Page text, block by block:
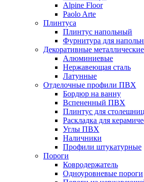
Alpine Floor
Paolo Arte
Плинтуса
Плинтус напольный
Фурнитура для
Декоративные
Алюминиевые
Нержавеющая сталь
Латунные
Отделочные профили ПВХ
Бордюр на ванну
Вспененный ПВХ
Плинтус для
Раскладка для
Углы ПВХ
Наличники
Профили штукатурные
Пороги
Ковродержатель
Одноуровневые пороги